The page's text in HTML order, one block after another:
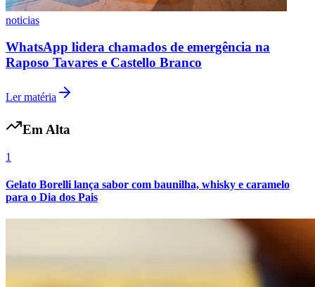
Fluminense
noticias
WhatsApp lidera chamados de emergência na
Raposo Tavares e Castello Branco
Ler matéria
Em Alta
1
Gelato Borelli lança sabor com baunilha, whisky e caramelo
para o Dia dos Pais